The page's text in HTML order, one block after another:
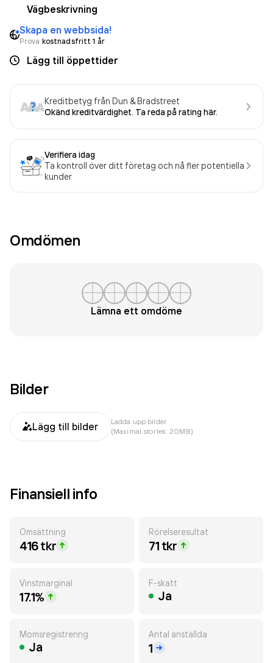
Vägbeskrivning
Skapa en webbsida!
Prova kostnadsfritt 1 år
Lägg till öppettider
Kreditbetyg från Dun & Bradstreet
Okänd kreditvärdighet. Ta reda på rating här.
Verifiera idag
Ta kontroll över ditt företag och nå fler potentiella
kunder
Omdömen
Lämna ett omdöme
Bilder
Lägg till bilder
Ladda upp bilder
(Maximal storlek: 20MB)
Finansiell info
Omsättning
416 tkr
Rörelseresultat
71 tkr
Vinstmarginal
17.1%
F-skatt
Ja
Momsregistrering
Ja
Antal anställda
1